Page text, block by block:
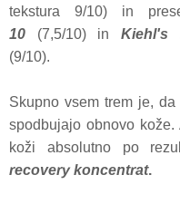
tekstura 9/10) in
10
(7,5/10) inKiehl's
(9/10).
Skupno vsem trem je,
spodbujajo obnovo
koži absolutno po
recovery koncentrat.